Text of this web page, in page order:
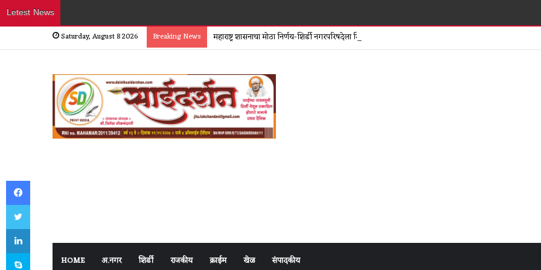
Letest News अयोध्या
Saturday, August 8 2026 Breaking News महाराष्ट्र शासनाचा मोठा निर्णय-शिर्डी नगरपरिषदेला मिळाला परिविक्षाधीन मुख्याधिकारी!
HOME अ.नगर शिर्डी राजकीय क्राईम खेळ संपादकीय
Facebook
Twitter
LinkedIn
Skype